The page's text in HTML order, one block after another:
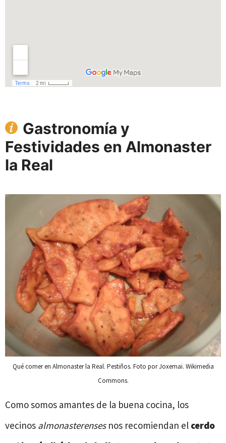
Gastronomía y
Festividades en Almonaster
la Real
Qué comer en Almonaster la Real. Pestiños. Foto por Joxemai. Wikimedia
Commons.
Como somos amantes de la buena cocina, los
vecinos almonasterensesnos recomiendan el cerdo